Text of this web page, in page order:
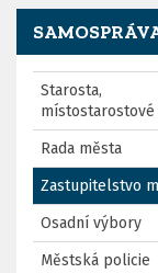
Starosta,
místostarostové
Rada města
Zastupitelstvo
Osadní výbory
Městská policie